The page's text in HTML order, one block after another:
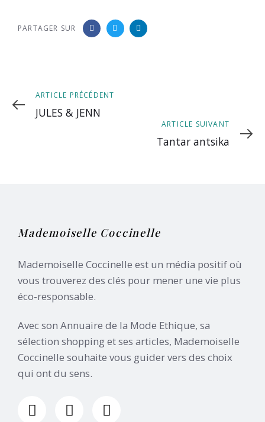
PARTAGER SUR
Article
précédent
ARTICLE PRÉCÉDENT
JULES & JENN
Article
suivant
ARTICLE SUIVANT
Tantar antsika
Mademoiselle Coccinelle
Mademoiselle Coccinelle est un média positif où
vous trouverez des clés pour mener une vie plus
éco-responsable.
Avec son Annuaire de la Mode Ethique, sa
sélection shopping et ses articles, Mademoiselle
Coccinelle souhaite vous guider vers des choix
qui ont du sens.